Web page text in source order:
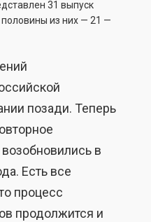
31 выпуск
из них — 21 —
позади. Теперь
в
Есть все
процесс
продолжится и